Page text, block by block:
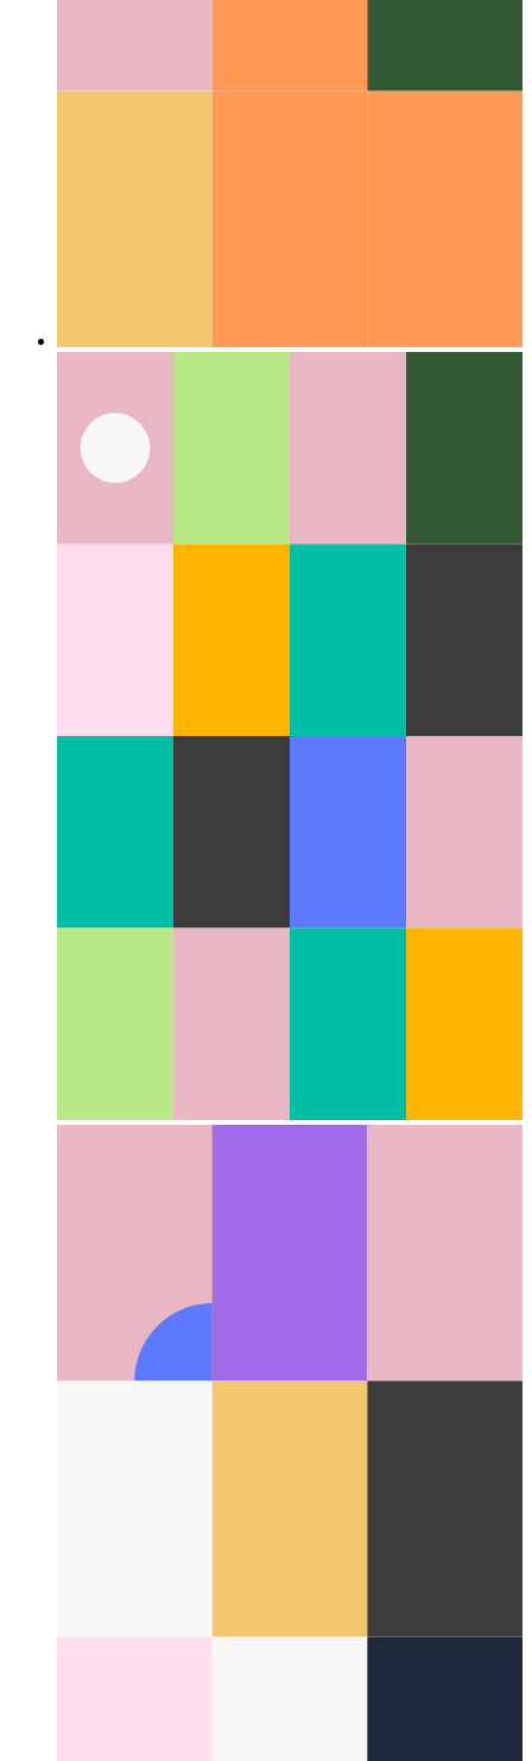
코딩 가이드